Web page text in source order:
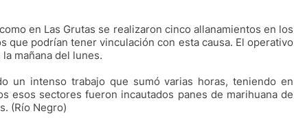
en Las Grutas se realizaron cinco allanamientos en los
podrían tener vinculación con esta causa. El operativo
mañana del lunes.
un intenso trabajo que sumó varias horas, teniendo en
esos sectores fueron incautados panes de marihuana de
(Río Negro)